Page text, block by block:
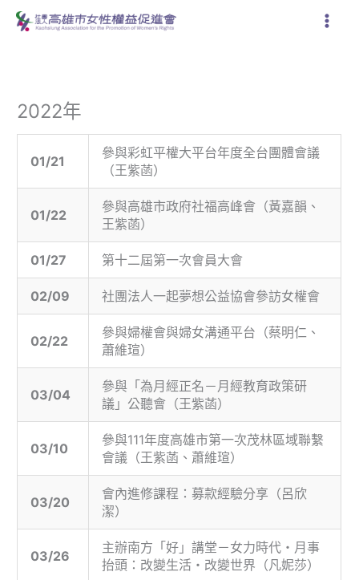
2022年
01/21
參與彩虹平權大平台年度全台團體會議
（王紫菡）
01/22
參與高雄市政府社福高峰會（黃嘉韻、
王紫菡）
01/27 第十二屆第一次會員大會
02/09 社團法人一起夢想公益協會參訪女權會
02/22
參與婦權會與婦女溝通平台（蔡明仁、
蕭維瑄）
03/04
參與「為月經正名－月經教育政策研
議」公聽會（王紫菡）
03/10
參與111年度高雄市第一次茂林區域聯繫
會議（王紫菡、蕭維瑄）
03/20
會內進修課程：募款經驗分享（呂欣
潔）
03/26
主辦南方「好」講堂－女力時代・月事
抬頭：改變生活・改變世界（凡妮莎）